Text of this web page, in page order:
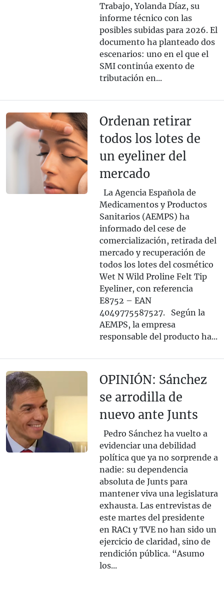
Trabajo, Yolanda Díaz, su
informe técnico con las
posibles subidas para 2026. El
documento ha planteado dos
escenarios: uno en el que el
SMI continúa exento de
tributación en...
Ordenan retirar
todos los lotes de
un eyeliner del
mercado
La Agencia Española de
Medicamentos y Productos
Sanitarios (AEMPS) ha
informado del cese de
comercialización, retirada del
mercado y recuperación de
todos los lotes del cosmético
Wet N Wild Proline Felt Tip
Eyeliner, con referencia
E8752 – EAN
4049775587527. Según la
AEMPS, la empresa
responsable del producto ha...
OPINIÓN: Sánchez
se arrodilla de
nuevo ante Junts
Pedro Sánchez ha vuelto a
evidenciar una debilidad
política que ya no sorprende a
nadie: su dependencia
absoluta de Junts para
mantener viva una legislatura
exhausta. Las entrevistas de
este martes del presidente
en RAC1 y TVE no han sido un
ejercicio de claridad, sino de
rendición pública. “Asumo
los...